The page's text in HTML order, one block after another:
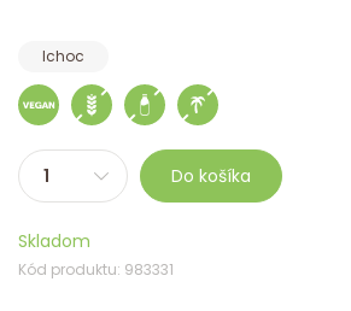
Ichoc
Do košíka
Skladom
Kód produktu: 983331